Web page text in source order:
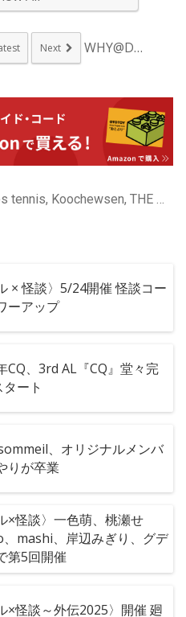
Next WHY@DOLL、中...
× 怪談〉5/24開催 怪談コー
ーアップ
CQ、3rd AL『CQ』堂々完
ート
、オリジナルメンバ
りが卒業
×怪談〉一色萌、桃瀬せ
mashi、岸辺みぎり、グデ
第5回開催
×怪談～外伝2025〉開催 廻